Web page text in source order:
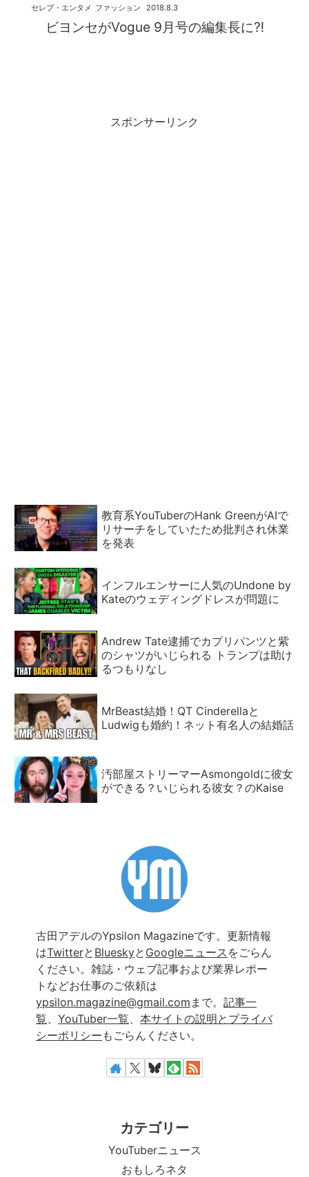
ビヨンセがVogue 9月号の編集長に⁈
2018.8.3
セレブ・エンタメ ファッション
スポンサーリンク
教育系YouTuberのHank GreenがAIで
リサーチをしていたため批判され休業
を発表
インフルエンサーに人気のUndone by
Kateのウェディングドレスが問題に
Andrew Tate逮捕でカプリパンツと紫
のシャツがいじられる トランプは助け
るつもりなし
MrBeast結婚！QT Cinderellaと
Ludwigも婚約！ネット有名人の結婚話
汚部屋ストリーマーAsmongoldに彼女
ができる？いじられる彼女？のKaise
古田アデルのYpsilon Magazineです。更新情報
はTwitterと Blueskyと Googleニュース をごらん
ください。雑誌・ウェブ記事および業界レポー
トなどお仕事のご依頼は
ypsilon.magazine@gmail.com まで。 記事一
覧、 YouTuber一覧、 本サイトの説明とプライバ
シーポリシー もごらんください。
カテゴリー
YouTuberニュース
おもしろネタ